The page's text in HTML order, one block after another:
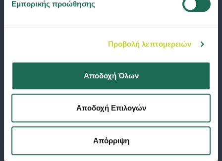
Εμπορικής προώθησης
Προβολή λεπτομερειών
Αποδοχή Όλων
Αποδοχή Επιλογών
Απόρριψη
Αποταμίευση & Επένδυση
Επιχείρηση
SHORT LINKS
Νέα
Προφίλ
Υπολογιστής ασφαλίστρων
Επικοινωνία
Λεξικό